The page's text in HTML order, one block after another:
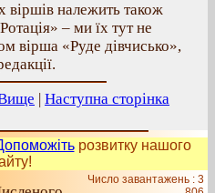
віршів належить також
– ми їх тут не
вірша «Руде дівчисько»,
| Наступна сторінка
розвитку нашого
Число завантажень : 3